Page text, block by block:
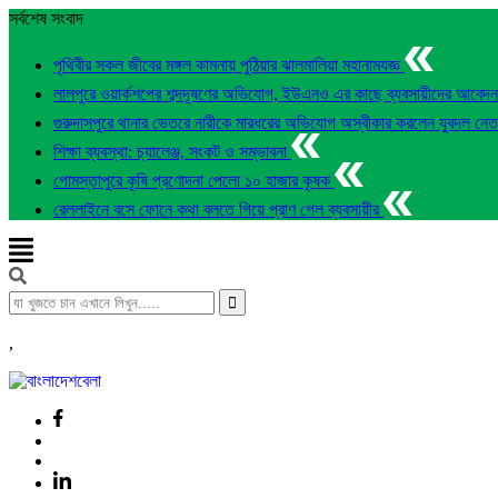
সর্বশেষ সংবাদ
পৃথিবীর সকল জীবের মঙ্গল কামনায় পুঠিয়ার ঝালমালিয়া মহানামযজ্ঞ
লালপুরে ওয়ার্কশপের শব্দদূষণের অভিযোগ, ইউএনও এর কাছে ব্যবসায়ীদের
গুরুদাসপুরে থানার ভেতরে নারীকে মারধরের অভিযোগ অস্বীকার করলেন যুবদল
শিক্ষা ব্যবস্থা: চ্যালেঞ্জ, সংকট ও সম্ভাবনা
গোমস্তাপুরে কৃষি প্রণোদনা পেলো ১০ হাজার কৃষক
রেললাইনে বসে ফোনে কথা বলতে গিয়ে প্রাণ গেল ব্যবসায়ীর
,